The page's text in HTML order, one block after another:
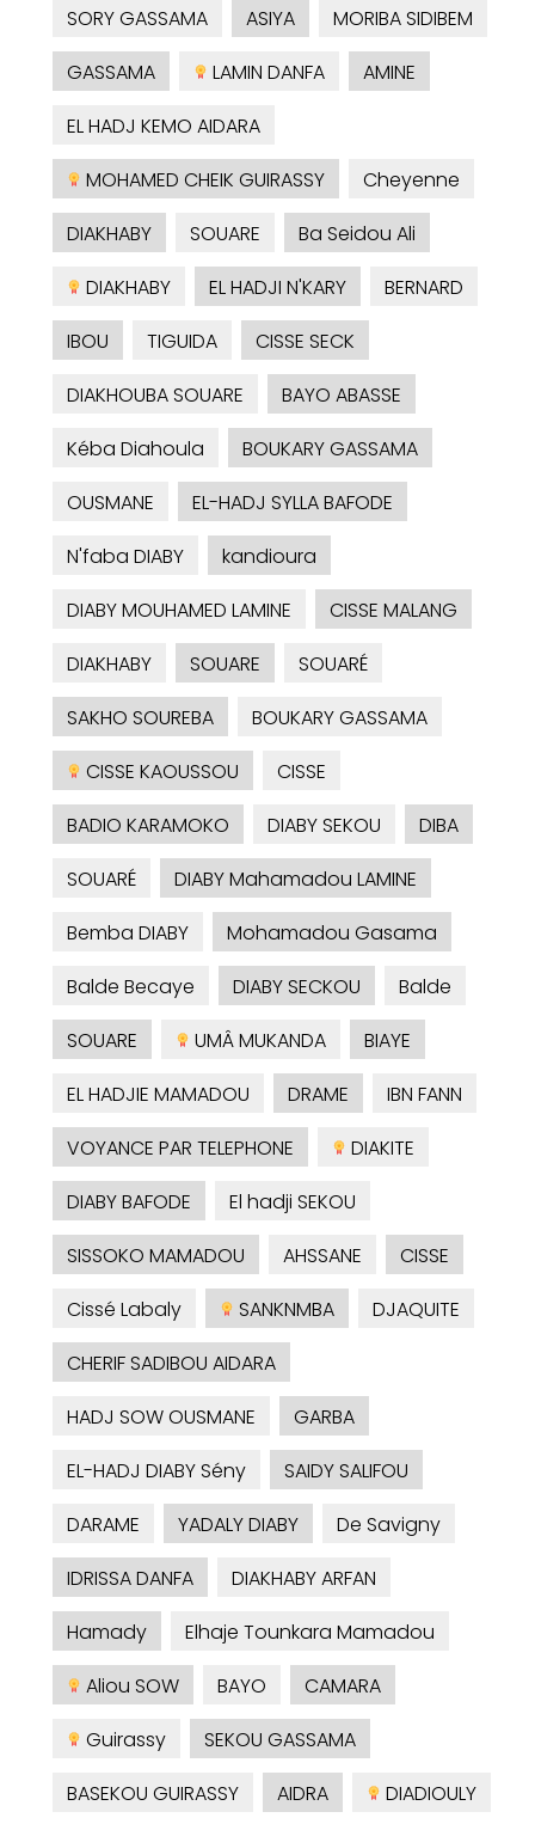
SORY GASSAMA ASIYA
MORIBA SIDIBEM
GASSAMA
LAMIN DANFA
AMINE
EL HADJ KEMO AIDARA
MOHAMED CHEIK GUIRASSY
Cheyenne
DIAKHABY
SOUARE
Ba Seidou Ali
DIAKHABY
EL HADJI N'KARY
BERNARD
IBOU
TIGUIDA
CISSE SECK
DIAKHOUBA SOUARE
BAYO ABASSE
Kéba Diahoula
BOUKARY GASSAMA
OUSMANE
EL-HADJ SYLLA BAFODE
N'faba DIABY
kandioura
DIABY MOUHAMED LAMINE
CISSE MALANG
DIAKHABY
SOUARE
SOUARÉ
SAKHO SOUREBA
BOUKARY GASSAMA
CISSE KAOUSSOU
CISSE
BADIO KARAMOKO
DIABY SEKOU
DIBA
SOUARÉ
DIABY Mahamadou LAMINE
Bemba DIABY
Mohamadou Gasama
Balde Becaye
DIABY SECKOU
Balde
SOUARE
UMÂ MUKANDA
BIAYE
EL HADJIE MAMADOU
DRAME
IBN FANN
VOYANCE PAR TELEPHONE
DIAKITE
DIABY BAFODE
El hadji SEKOU
SISSOKO MAMADOU
AHSSANE
CISSE
Cissé Labaly
SANKNMBA
DJAQUITE
CHERIF SADIBOU AIDARA
HADJ SOW OUSMANE
GARBA
EL-HADJ DIABY Sény
SAIDY SALIFOU
DARAME
YADALY DIABY
De Savigny
IDRISSA DANFA
DIAKHABY ARFAN
Hamady
Elhaje Tounkara Mamadou
Aliou SOW
BAYO
CAMARA
Guirassy
SEKOU GASSAMA
BASEKOU GUIRASSY
AIDRA
DIADIOULY